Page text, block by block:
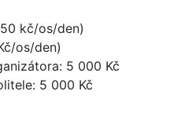
kč/os/den)
os/den)
5 000 Kč
5 000 Kč